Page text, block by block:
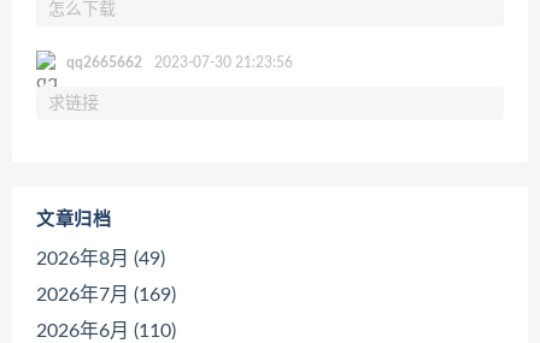
怎么下载
qq2665662 2023-07-30 21:23:56
求链接
文章归档
2026年8月 (49)
2026年7月 (169)
2026年6月 (110)